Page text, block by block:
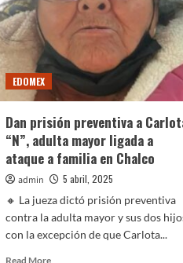
EDOMEX
Dan prisión preventiva a
“N”, adulta mayor ligada a
ataque a familia en Chalco
admin
5 abril, 2025
🔸 La jueza dictó prisión preventiva
contra la adulta mayor y sus dos
con la excepción de que Carlota...
Read MoreRead